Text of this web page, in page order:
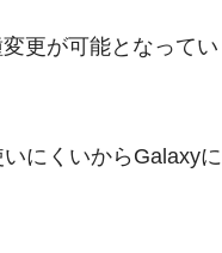
更が可能となってい
にくいからGalaxyに